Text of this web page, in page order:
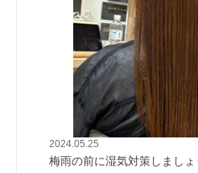
2024.05.25
梅雨の前に湿気対策しまし